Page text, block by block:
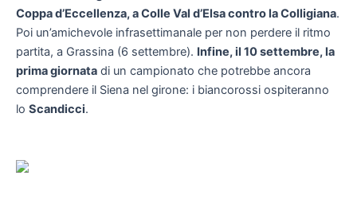
Coppa d’Eccellenza, a Colle Val d’Elsa contro la Colligiana.
Poi un’amichevole infrasettimanale per non perdere il ritmo
partita, a Grassina (6 settembre). Infine, il 10 settembre, la
prima giornata di un campionato che potrebbe ancora
comprendere il Siena nel girone: i biancorossi ospiteranno
lo Scandicci.